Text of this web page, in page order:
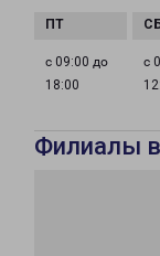
с 09:00 до
18:00
с
Филиалы